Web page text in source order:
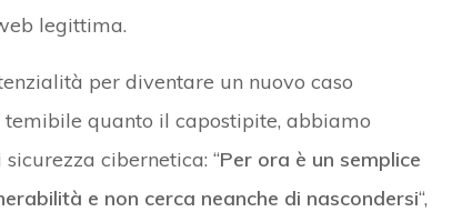
legittima.
per diventare un nuovo caso
quanto il capostipite, abbiamo
cibernetica: “Per ora è un semplice
e non cerca neanche di nascondersi“,